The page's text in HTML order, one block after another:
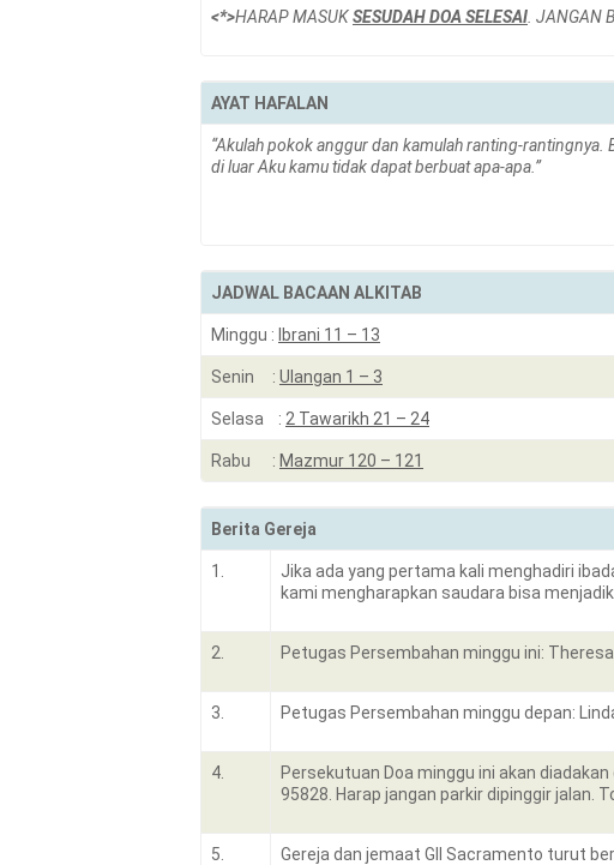
<*>HARAP MASUKSESUDAH DOA SELESAI . JANGAN
AYAT HAFALAN
“Akulah pokok anggur dan kamulah ranting-rantingnya.
di luar Aku kamu tidak dapat berbuat apa-apa.”
JADWAL BACAAN ALKITAB
Minggu : Ibrani 11 – 13
Senin : Ulangan 1 – 3
Selasa : 2 Tawarikh 21 – 24
Rabu : Mazmur 120 – 121
Berita Gereja
1.
Jika ada yang pertama kali menghadiri
kami mengharapkan saudara bisa
2. Petugas Persembahan minggu ini:
3. Petugas Persembahan minggu depan:
4.
Persekutuan Doa minggu ini akan
95828. Harap jangan parkir dipinggir jalan.
5.
Gereja dan jemaat GII Sacramento turut